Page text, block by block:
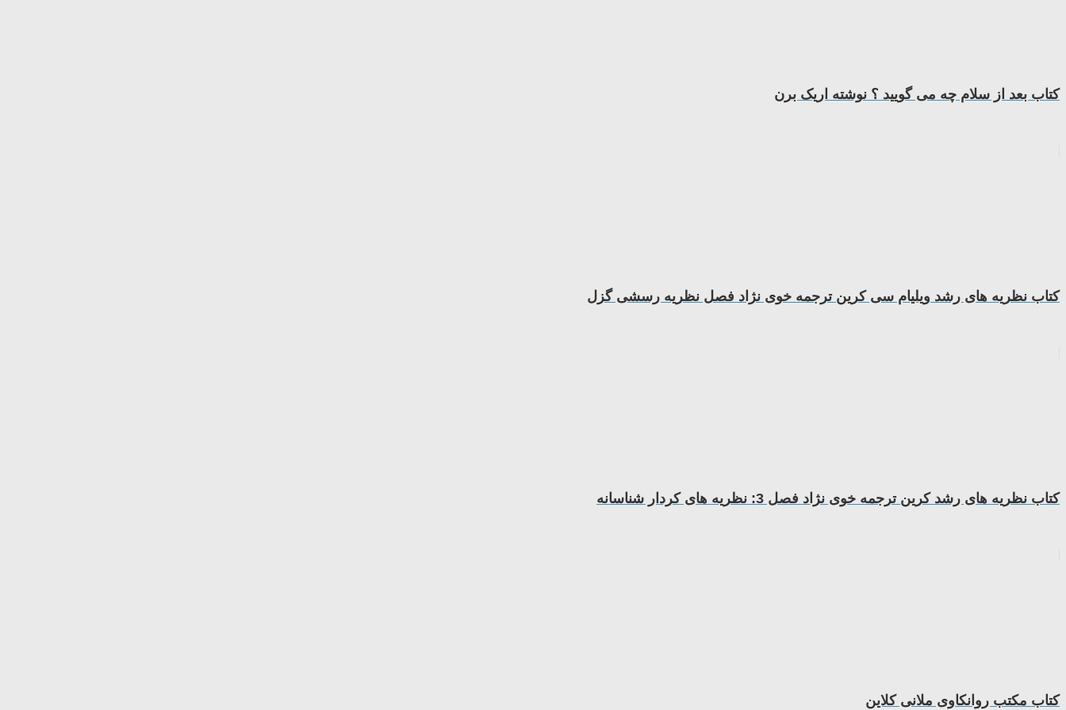
کتاب بعد از سلام چه می گویید ؟ نوشته اریک برن
کتاب نظریه های رشد ویلیام سی کرین ترجمه خوی نژاد فصل نظریه رسشی گزل
کتاب نظریه های رشد کرین ترجمه خوی نژاد فصل 3: نظریه های کردار شناسانه
کتاب مکتب روانکاوی ملانی کلاین